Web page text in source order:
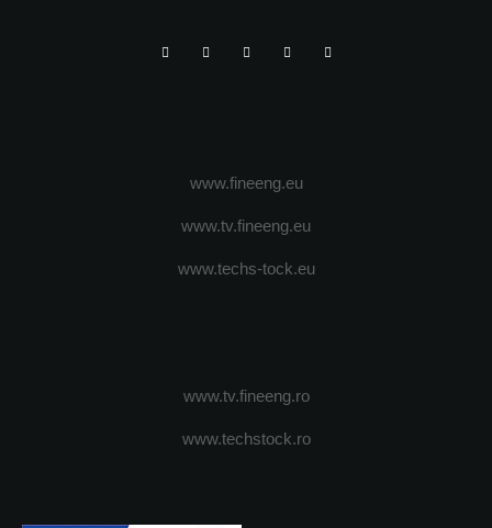
www.fineeng.eu
www.tv.fineeng.eu
www.techs-tock.eu
www.tv.fineeng.ro
www.techstock.ro